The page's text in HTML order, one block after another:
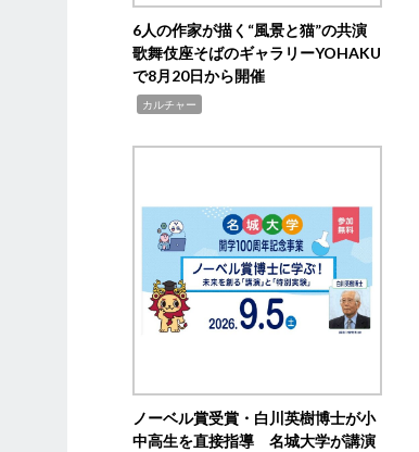
6人の作家が描く“風景と猫”の共演
歌舞伎座そばのギャラリーYOHAKU
で8月20日から開催
カルチャー
ノーベル賞受賞・白川英樹博士が小
中高生を直接指導 名城大学が講演